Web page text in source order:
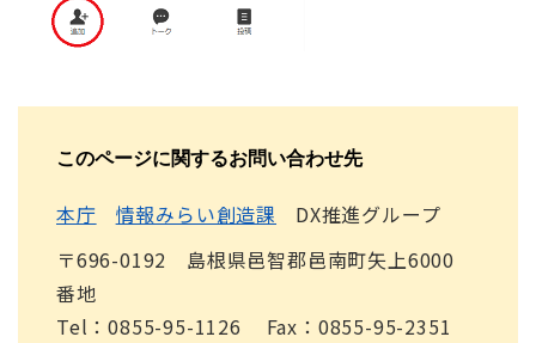
このページに関するお問い合わせ先
本庁 情報みらい創造課
DX推進グループ
〒696-0192 島根県邑智郡邑南町矢上6000
番地
Tel：0855-95-1126
Fax：0855-95-2351